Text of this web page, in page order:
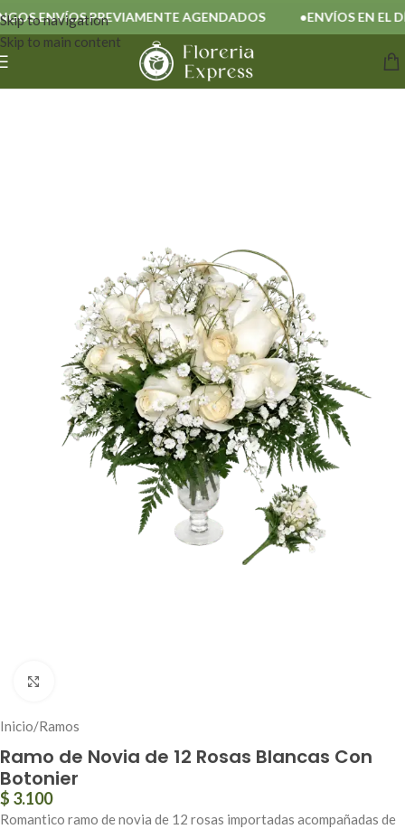
Skip to navigation
Skip to main content
ENVÍOS PREVIAMENTE AGENDADOS ENVÍOS EN EL DÍA
Inicio/Ramos
Ramo de Novia de 12 Rosas Blancas Con
Botonier
$ 3.100
Romantico ramo de novia de 12 rosas importadas acompañadas de